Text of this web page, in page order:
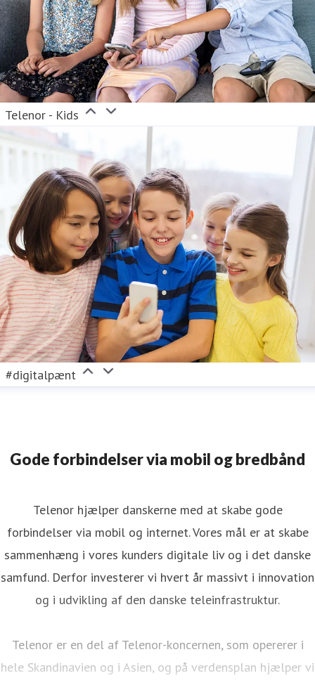
Telenor - Kids
#digitalpænt
Gode forbindelser via mobil og bredbånd
Telenor hjælper danskerne med at skabe gode
forbindelser via mobil og internet. Vores mål er at skabe
sammenhæng i vores kunders digitale liv og i det danske
samfund. Derfor investerer vi hvert år massivt i innovation
og i udvikling af den danske teleinfrastruktur.
Telenor er en del af Telenor-koncernen, som opererer i
hele Skandinavien og i Asien, og på verdensplan hjælper vi